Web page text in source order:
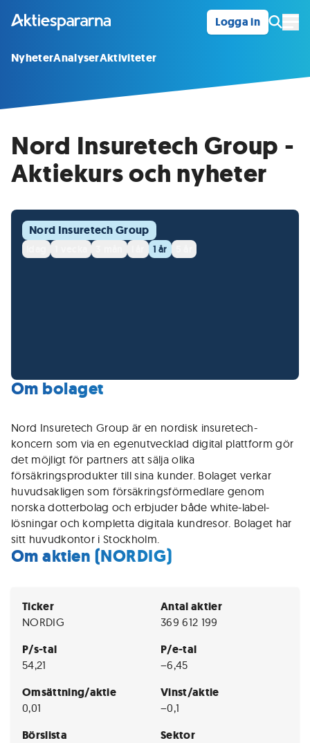
Logga in
NyheterAnalyserAktiviteter
Nord Insuretech Group -
Aktiekurs och nyheter
Nord Insuretech Group
1 år
Om bolaget
Nord Insuretech Group är en nordisk insuretech-
koncern som via en egenutvecklad digital plattform gör
det möjligt för partners att sälja olika
försäkringsprodukter till sina kunder. Bolaget verkar
huvudsakligen som försäkringsförmedlare genom
norska dotterbolag och erbjuder både white-label-
lösningar och kompletta digitala kundresor. Bolaget har
sitt huvudkontor i Stockholm.
Om aktien (NORDIG)
Ticker
NORDIG
Antal aktier
369 612 199
P/s-tal
54,21
P/e-tal
−6,45
Omsättning/aktie
0,01
Vinst/aktie
−0,1
Börslista Sektor